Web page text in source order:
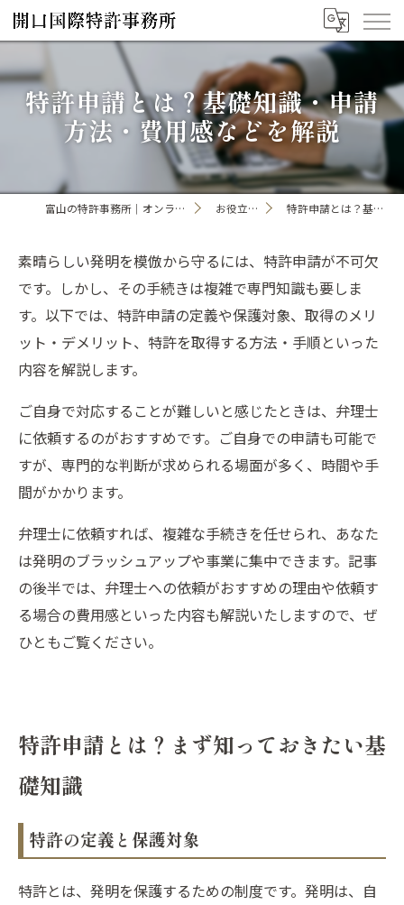
特許申請とは？基礎知識・申請
方法・費用感などを解説
富山の特許事務所｜オンライン手続き・申請・出願なら「開口国際特許事務所」 お役立ちコンテンツ一覧 特許申請とは？基礎知識・申請方法・費用感などを解説
素晴らしい発明を模倣から守るには、特許申請が不可欠
です。しかし、その手続きは複雑で専門知識も要しま
す。以下では、特許申請の定義や保護対象、取得のメリ
ット・デメリット、特許を取得する方法・手順といった
内容を解説します。
ご自身で対応することが難しいと感じたときは、弁理士
に依頼するのがおすすめです。ご自身での申請も可能で
すが、専門的な判断が求められる場面が多く、時間や手
間がかかります。
弁理士に依頼すれば、複雑な手続きを任せられ、あなた
は発明のブラッシュアップや事業に集中できます。記事
の後半では、弁理士への依頼がおすすめの理由や依頼す
る場合の費用感といった内容も解説いたしますので、ぜ
ひともご覧ください。
特許申請とは？まず知っておきたい基
礎知識
特許の定義と保護対象
特許とは、発明を保護するための制度です。発明は、自